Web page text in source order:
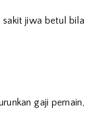
sakit jiwa betul bila
gaji pemain,